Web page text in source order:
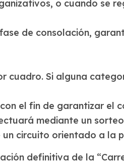
o cuando se
de consolación,
cuadro. Si alguna
el fin de garantizar el
mediante un
circuito orientado a la
definitiva de la